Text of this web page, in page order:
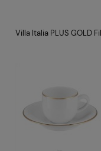
Villa Italia PLUS GOLD